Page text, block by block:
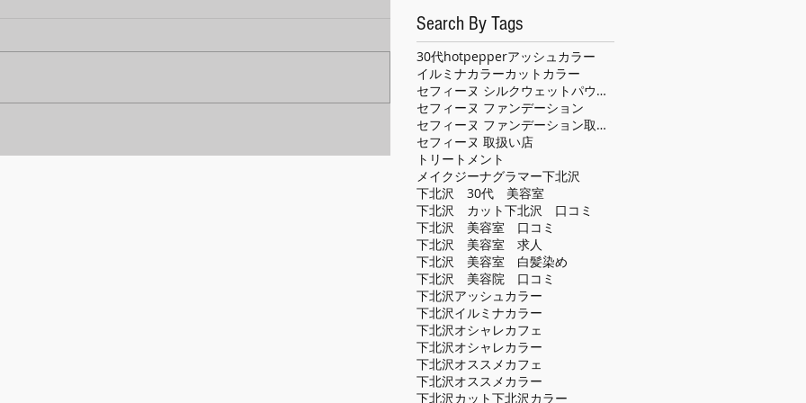
Search By Tags
30代hotpepperアッシュカラー
イルミナカラーカット カラー
セフィーヌ シルクウェットパウダー
セフィーヌ ファンデーション
セフィーヌ ファンデーション取扱い店
セフィーヌ 取扱い店
トリートメント
メイクジーナグラマー下北沢
下北沢 30代 美容室
下北沢 カット下北沢 口コミ
下北沢 美容室 口コミ
下北沢 美容室 求人
下北沢 美容室 白髪染め
下北沢 美容院 口コミ
下北沢アッシュカラー
下北沢イルミナカラー
下北沢オシャレカフェ
下北沢オシャレカラー
下北沢オススメカフェ
下北沢オススメカラー
下北沢カット下北沢カラー